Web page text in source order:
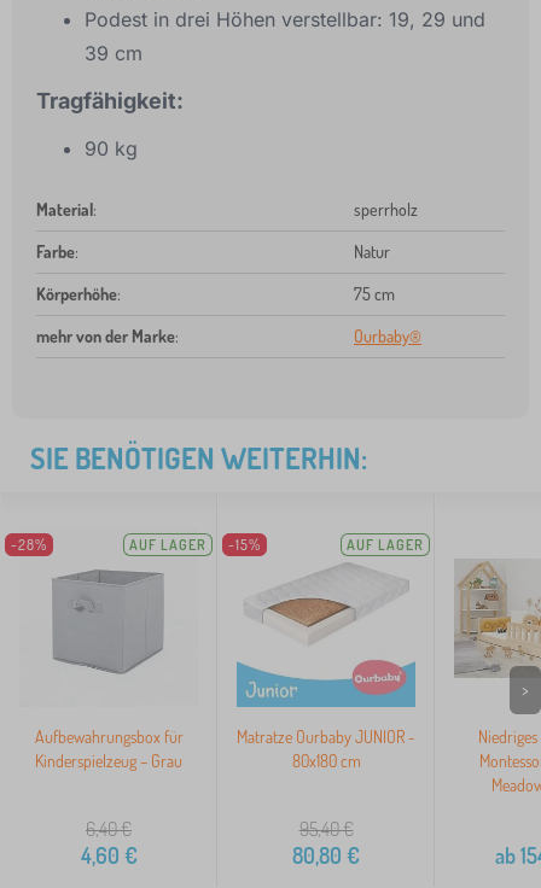
Podest in drei Höhen verstellbar: 19, 29 und
39 cm
Tragfähigkeit:
90 kg
Material: sperrholz
Farbe: Natur
Körperhöhe: 75 cm
mehr von der Marke: Ourbaby®
SIE BENÖTIGEN WEITERHIN:
-28% AUF LAGER
Aufbewahrungsbox für
Kinderspielzeug – Grau
6,40€
4,60 €
-15% AUF LAGER
Matratze Ourbaby JUNIOR -
80x180 cm
95,40€
80,80 € ab
>